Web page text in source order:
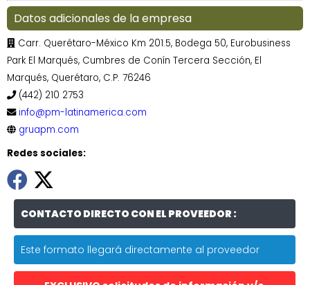
Datos adicionales de la empresa
Carr. Querétaro-México Km 201.5, Bodega 50, Eurobusiness
Park El Marqués, Cumbres de Conín Tercera Sección, El
Marqués, Querétaro, C.P. 76246
(442) 210 2753
info@pm-latinamerica.com
gruapm.com
Redes sociales:
CONTACTO DIRECTO CON EL PROVEEDOR :
Este formato llegará directamente al proveedor